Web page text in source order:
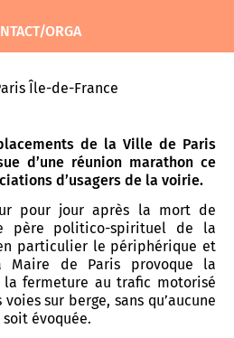
ORGA
Île-de-France
de la Ville de Paris
d’une réunion marathon ce
d’usagers de la voirie.
pour jour après la mort de
père politico-spirituel de la
particulier le périphérique et
Maire de Paris provoque la
la fermeture au trafic motorisé
sur berge, sans qu’aucune
évoquée.